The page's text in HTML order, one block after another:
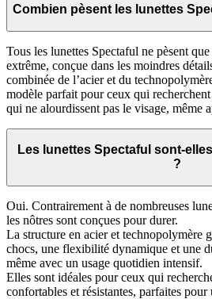
Combien pèsent les lunettes
Tous les lunettes Spectaful ne pèsent
extrême, conçue dans les moindres
combinée de l’acier et du
modèle parfait pour ceux qui
qui ne alourdissent pas le visage, même
Les lunettes Spectaful sont-
?
Oui. Contrairement à de nombreuses
les nôtres sont conçues pour durer.
La structure en acier et technopolymère
chocs, une flexibilité dynamique et une
même avec un usage quotidien intensif.
Elles sont idéales pour ceux qui
confortables et résistantes, parfaites